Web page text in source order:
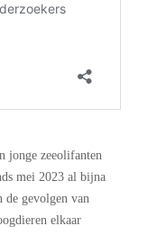
jonge zeeolifanten
mei 2023 al bijna
de gevolgen van
elkaar